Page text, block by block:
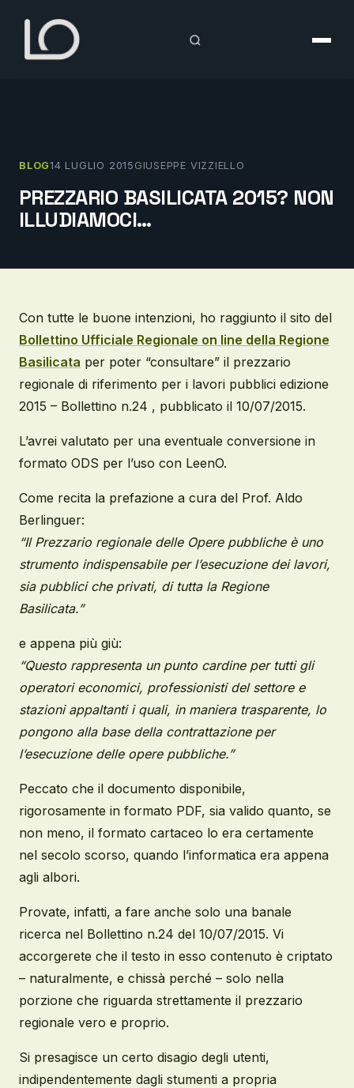
contenuto
BLOG14 LUGLIO 2015 GIUSEPPE VIZZIELLO
PREZZARIO BASILICATA 2015? NON
ILLUDIAMOCI…
Con tutte le buone intenzioni, ho raggiunto il sito del
Bollettino Ufficiale Regionale on line della Regione
Basilicata per poter “consultare” il prezzario
regionale di riferimento per i lavori pubblici edizione
2015 – Bollettino n.24 , pubblicato il 10/07/2015.
L’avrei valutato per una eventuale conversione in
formato ODS per l’uso con LeenO.
Come recita la prefazione a cura del Prof. Aldo
Berlinguer:
“Il Prezzario regionale delle Opere pubbliche è uno
strumento indispensabile per l’esecuzione dei lavori,
sia pubblici che privati, di tutta la Regione
Basilicata.”
e appena più giù:
“Questo rappresenta un punto cardine per tutti gli
operatori economici, professionisti del settore e
stazioni appaltanti i quali, in maniera trasparente, lo
pongono alla base della contrattazione per
l’esecuzione delle opere pubbliche.”
Peccato che il documento disponibile,
rigorosamente in formato PDF, sia valido quanto, se
non meno, il formato cartaceo lo era certamente
nel secolo scorso, quando l’informatica era appena
agli albori.
Provate, infatti, a fare anche solo una banale
ricerca nel Bollettino n.24 del 10/07/2015. Vi
accorgerete che il testo in esso contenuto è criptato
– naturalmente, e chissà perché – solo nella
porzione che riguarda strettamente il prezzario
regionale vero e proprio.
Si presagisce un certo disagio degli utenti,
indipendentemente dagli stumenti a propria